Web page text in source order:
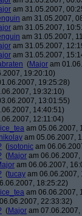
am 31.05.2007,
am 31.05.2007,
am 31.05.2007,
am 31.05.2007,
am 31.05.2007,
am 31.05.2007,
(Major am
19:20:10)
19:25:28)
19:32:10)
13:01:55)
14:40:51)
12:11:04)
am 05.06.2007,
nikolay am 05.06.2007,
(isotonic am
(Major am 06.06.2007,
am 06.06.2007,
(tucay am 06.06.2007,
18:25:22)
am 06.06.2007,
22:33:32)
(Major am 07.06.2007,